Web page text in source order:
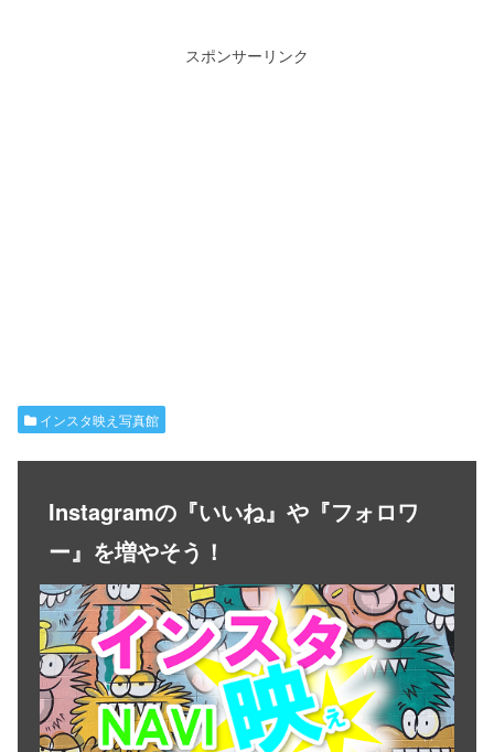
スポンサーリンク
インスタ映え写真館
Instagramの『いいね』や『フォロワ
ー』を増やそう！